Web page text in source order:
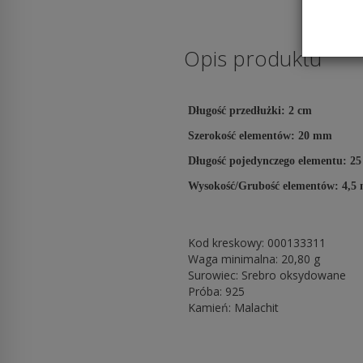
Opis produktu
Długość przedłużki: 2 cm
Szerokość elementów: 20 mm
Długość pojedynczego elementu:
Wysokość/Grubość elementów: 4,5
Kod kreskowy: 000133311
Waga minimalna: 20,80 g
Surowiec: Srebro oksydowane
Próba: 925
Kamień: Malachit